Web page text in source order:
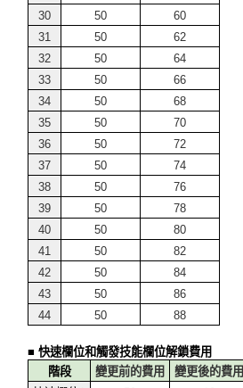
30
50
60
31
50
62
32
50
64
33
50
66
34
50
68
35
50
70
36
50
72
37
50
74
38
50
76
39
50
78
40
50
80
41
50
82
42
50
84
43
50
86
44
50 88
■ 快速欄位和觸發技能欄位解鎖費用
階段
變更前的費用
變更後的費用